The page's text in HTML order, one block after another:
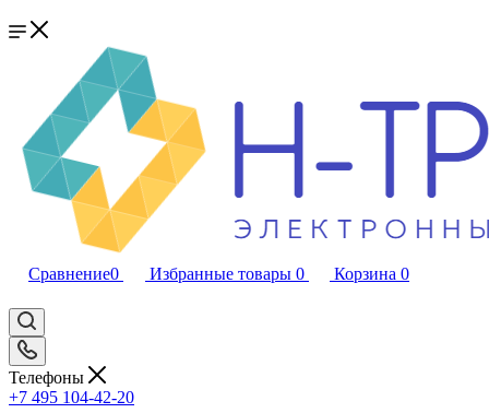
Сравнение0 Избранные товары 0 Корзина 0
Телефоны
+7 495 104-42-20